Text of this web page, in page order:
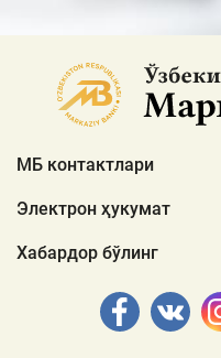
МБ контактлари
Электрон ҳукумат
Хабардор бўлинг